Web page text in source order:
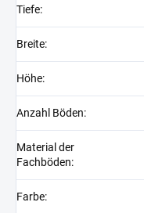
Tiefe:
Breite:
Höhe:
Anzahl Böden:
Material der
Fachböden:
Farbe: